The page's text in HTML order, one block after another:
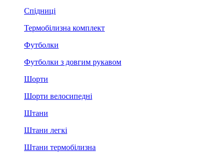
Спідниці
Термобілизна комплект
Футболки
Футболки з довгим рукавом
Шорти
Шорти велосипедні
Штани
Штани легкі
Штани термобілизна